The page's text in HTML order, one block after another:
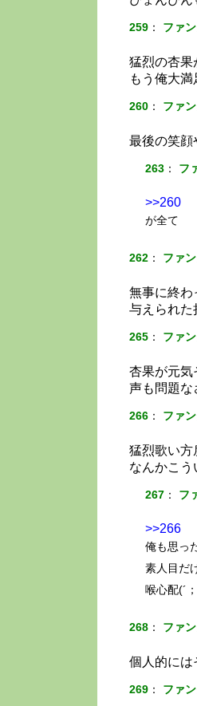
259 ： ファ
猛烈の杏果
もう俺大
260 ： ファ
最後の笑顔
263 ： フ
>>260
が全て
262 ： ファ
無事に終わ
与えられた
265 ： ファ
杏果が元気
声も問題な
266 ： ファ
猛烈歌い方
なんかこう
267 ： フ
>>266
俺も思っ
素人目だ
喉心配(´
268 ： ファ
個人的には
269 ： ファ